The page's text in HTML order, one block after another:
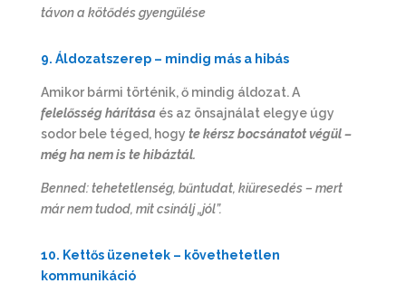
távon a kötődés gyengülése
9. Áldozatszerep – mindig más a hibás
Amikor bármi történik, ő mindig áldozat. A
felelősség hárítása és az önsajnálat elegye úgy
sodor bele téged, hogy te kérsz bocsánatot végül –
még ha nem is te hibáztál.
Benned: tehetetlenség, bűntudat, kiüresedés – mert
már nem tudod, mit csinálj „jól”.
10. Kettős üzenetek – követhetetlen
kommunikáció